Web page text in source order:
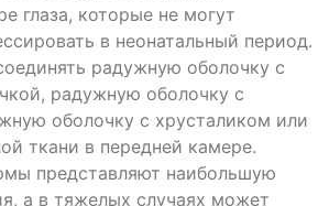
глаза, которые не могут
в неонатальный период.
радужную оболочку с
радужную оболочку с
оболочку с хрусталиком или
ткани в передней камере.
представляют наибольшую
а в тяжелых случаях может